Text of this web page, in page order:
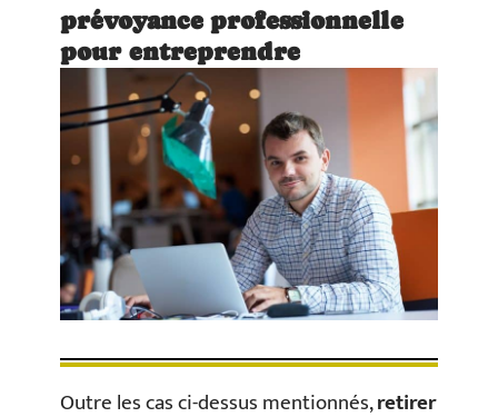
prévoyance professionnelle
pour entreprendre
Outre les cas ci-dessus mentionnés,retirer